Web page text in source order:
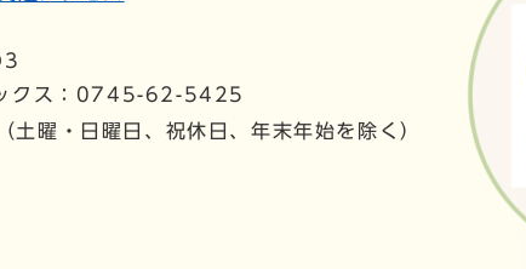
3
クス：0745-62-5425
曜・日曜日、祝休日、年末年始を除く）